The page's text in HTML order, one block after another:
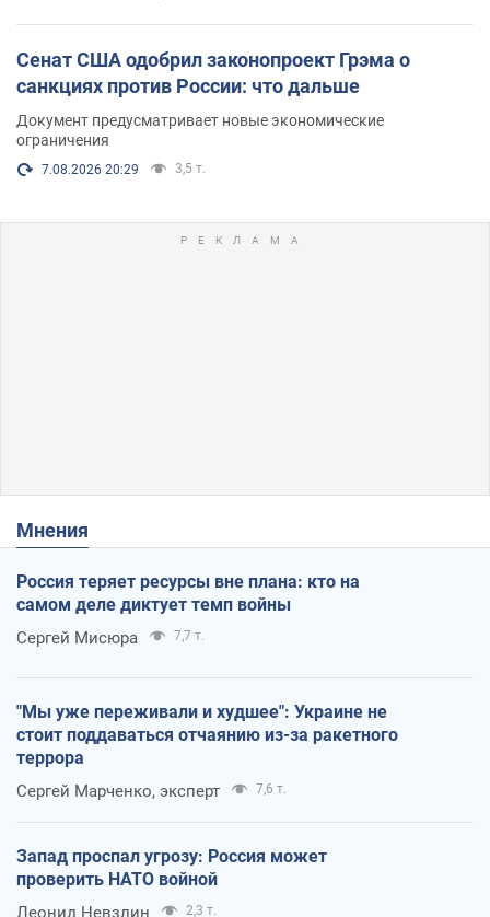
Сенат США одобрил законопроект Грэма о
санкциях против России: что дальше
Документ предусматривает новые экономические
ограничения
7.08.2026 20:29 3,5 т.
Мнения
Россия теряет ресурсы вне плана: кто на
самом деле диктует темп войны
Сергей Мисюра 7,7 т.
"Мы уже переживали и худшее": Украине не
стоит поддаваться отчаянию из-за ракетного
террора
Сергей Марченко, эксперт 7,6 т.
Запад проспал угрозу: Россия может
проверить НАТО войной
Леонид Невзлин 2,3 т.